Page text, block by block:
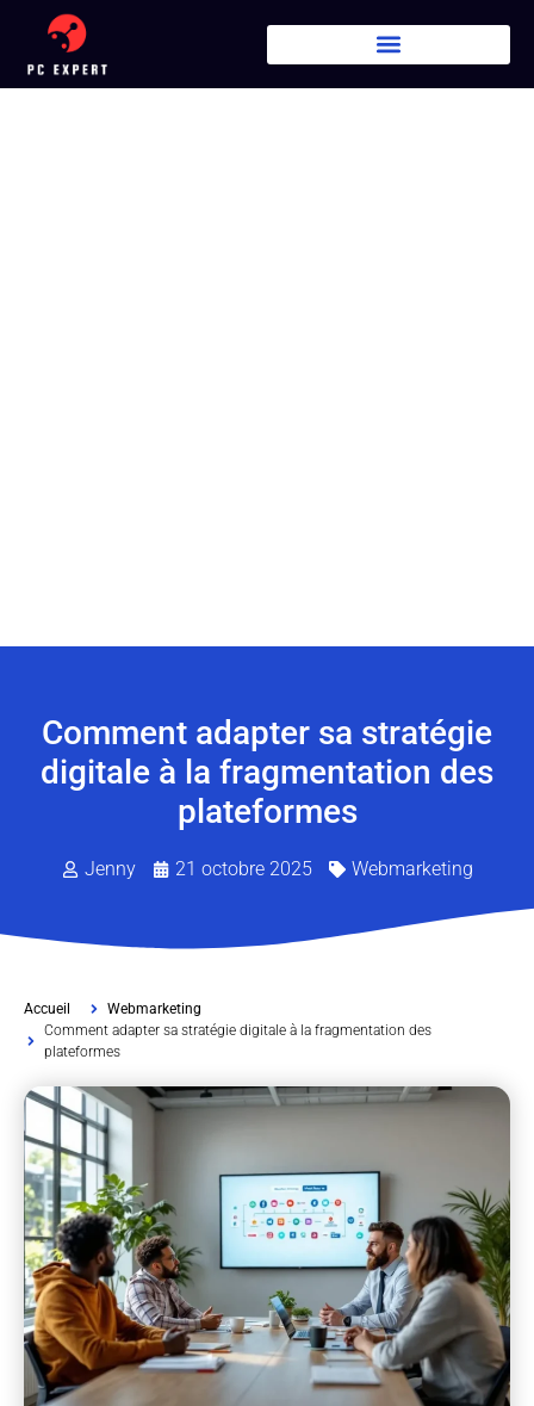
Comment adapter sa stratégie
digitale à la fragmentation des
plateformes
Jenny 21 octobre 2025 Webmarketing
Accueil
Webmarketing
Comment adapter sa stratégie digitale à la fragmentation des
plateformes